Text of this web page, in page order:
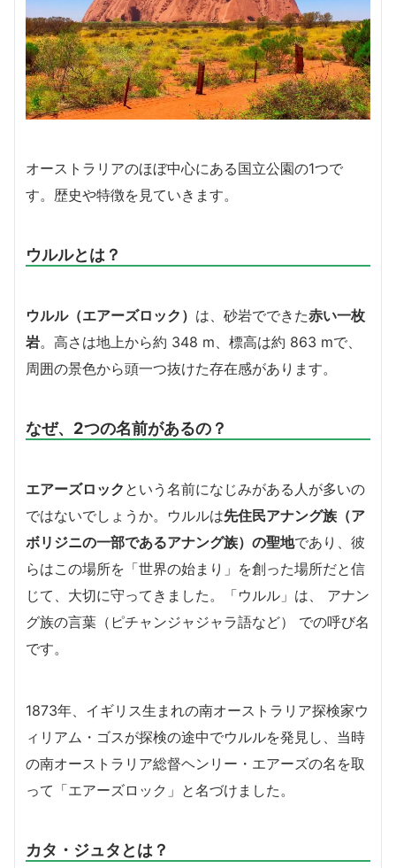
オーストラリアのほぼ中心にある国立公園の1つで
す。歴史や特徴を見ていきます。
ウルルとは？
ウルル（エアーズロック） は、砂岩でできた赤い一枚
岩。高さは地上から約 348 m、標高は約 863 mで、
周囲の景色から頭一つ抜けた存在感があります。
なぜ、2つの名前があるの？
エアーズロック という名前になじみがある人が多いの
ではないでしょうか。ウルルは先住民アナング族（ア
ボリジニの一部であるアナング族）の聖地であり、彼
らはこの場所を「世界の始まり」を創った場所だと信
じて、大切に守ってきました。「ウルル」は、 アナン
グ族の言葉（ピチャンジャジャラ語など） での呼び名
です。
1873年、イギリス生まれの南オーストラリア探検家ウ
ィリアム・ゴスが探検の途中でウルルを発見し、当時
の南オーストラリア総督ヘンリー・エアーズの名を取
って「エアーズロック」と名づけました。
カタ・ジュタとは？